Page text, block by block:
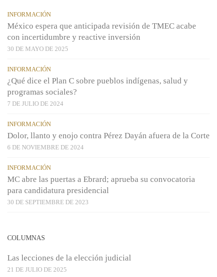
INFORMACIÓN
México espera que anticipada revisión de TMEC acabe
con incertidumbre y reactive inversión
30 DE MAYO DE 2025
INFORMACIÓN
¿Qué dice el Plan C sobre pueblos indígenas, salud y
programas sociales?
7 DE JULIO DE 2024
INFORMACIÓN
Dolor, llanto y enojo contra Pérez Dayán afuera de la Corte
6 DE NOVIEMBRE DE 2024
INFORMACIÓN
MC abre las puertas a Ebrard; aprueba su convocatoria
para candidatura presidencial
30 DE SEPTIEMBRE DE 2023
COLUMNAS
Las lecciones de la elección judicial
21 DE JULIO DE 2025